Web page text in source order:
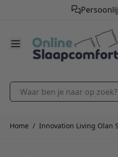
Gratis
Waar ben je naar op zoek?
Home / Innovation Living Olan